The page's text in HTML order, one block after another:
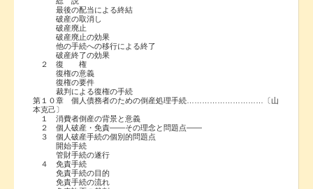
最後の配当による終結
破産の取消し
破産廃止
破産廃止の効果
他の手続への移行による終了
破産終了の効果
２ 復 権
復権の意義
復権の要件
裁判による復権の手続
第１０章 個人債務者のための倒産処理手続…………………………〔山
本克己〕
１ 消費者倒産の背景と意義
２ 個人破産・免責――その理念と問題点――
３ 個人破産手続の個別的問題点
開始手続
管財手続の遂行
４ 免責手続
免責手続の目的
免責手続の流れ